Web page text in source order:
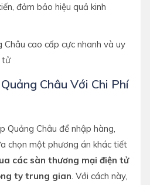
đảm bảo hiệu quả kinh
Châu Với Chi Phí
Quảng Châu để nhập hàng,
chọn một phương án khác tiết
các sàn thương mại điện tử
ty trung gian. Với cách này,